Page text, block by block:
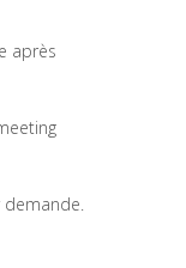
après
demande.